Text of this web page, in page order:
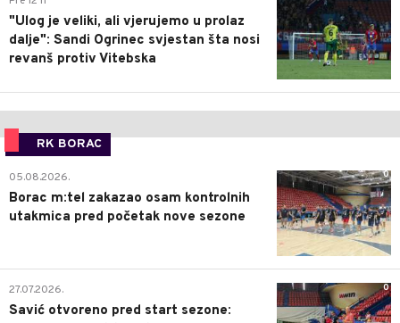
"Ulog je veliki, ali vjerujemo u prolaz
dalje": Sandi Ogrinec svjestan šta nosi
revanš protiv Vitebska
RK BORAC
0
05.08.2026.
Borac m:tel zakazao osam kontrolnih
utakmica pred početak nove sezone
0
27.07.2026.
Savić otvoreno pred start sezone: